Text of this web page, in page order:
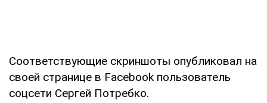
Соответствующие скриншоты опубликовал на
своей странице в Facebook пользователь
соцсети Сергей Потребко.